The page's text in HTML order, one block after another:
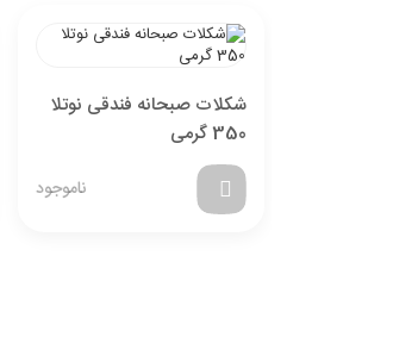
شکلات صبحانه فندقی نوتلا
350 گرمی
ناموجود